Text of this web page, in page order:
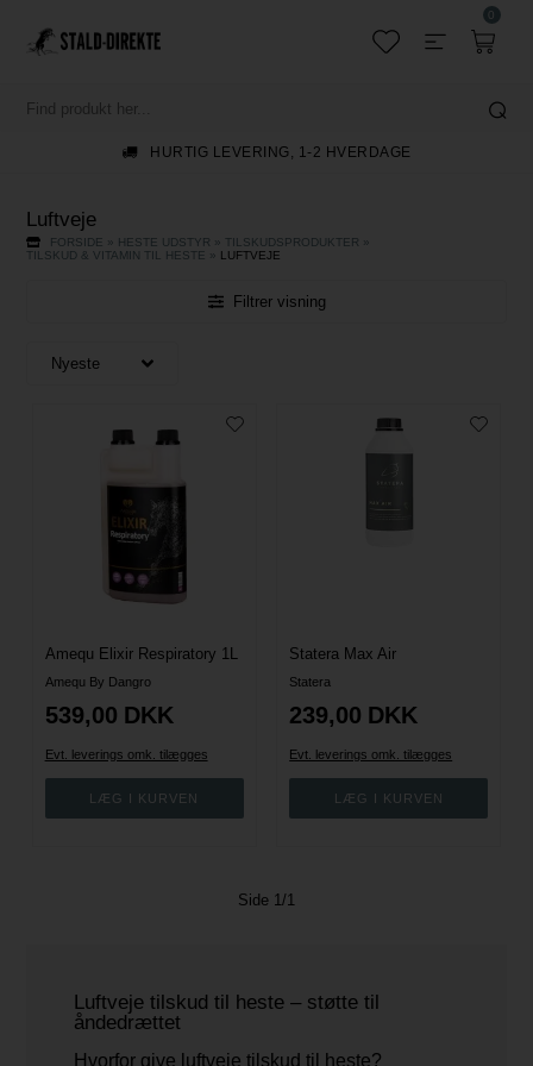
0
HURTIG LEVERING, 1-2 HVERDAGE
Luftveje
FORSIDE » HESTE UDSTYR » TILSKUDSPRODUKTER
»
TILSKUD & VITAMIN TIL HESTE
» LUFTVEJE
Filtrer visning
Amequ Elixir Respiratory 1L
Amequ By Dangro
539,00 DKK
Evt. leverings omk. tilægges
Statera Max Air
Statera
239,00 DKK
Evt. leverings omk. tilægges
Side 1/1
Luftveje tilskud til heste – støtte til
åndedrættet
Hvorfor give luftveje tilskud til heste?